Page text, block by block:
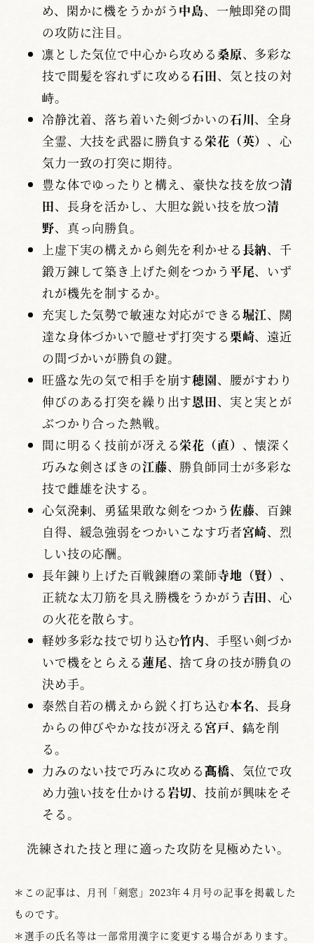
め、閑かに機をうかがう 中島、一触即発の間
の攻防に注目。
凛とした気位で中心から攻める桑原、多彩な
技で間髪を容れずに攻める石田、気と技の対
峙。
冷静沈着、落ち着いた剣づかいの石川、全身
全霊、大技を武器に勝負する 栄花（英）、心
気力一致の打突に期待。
豊な体でゆったりと構え、豪快な技を放つ清
田、長身を活かし、大胆な鋭い技を放つ清
野、真っ向勝負。
上虚下実の構えから剣先を利かせる長納、千
鍛万錬して築き上げた剣をつかう 平尾、いず
れが機先を制するか。
充実した気勢で敏速な対応ができる堀江、闊
達な身体づかいで臆せず打突する栗崎、遠近
の間づかいが勝負の鍵。
旺盛な先の気で相手を崩す穂園、腰がすわり
伸びのある打突を繰り出す恩田、実と実とが
ぶつかり合った熱戦。
間に明るく技前が冴える栄花（直） 、懐深く
巧みな剣さばきの江藤、勝負師同士が多彩な
技で雌雄を決する。
心気溌剌、勇猛果敢な剣をつかう 佐藤、百錬
自得、緩急強弱をつかいこなす巧者宮崎、烈
しい技の応酬。
長年錬り上げた百戦錬磨の業師寺地（賢）、
正統な太刀筋を具え勝機をうかがう 吉田、心
の火花を散らす。
軽妙多彩な技で切り込む竹内、手堅い剣づか
いで機をとらえる蓮尾、捨て身の技が勝負の
決め手。
泰然自若の構えから鋭く打ち込む本名、長身
からの伸びやかな技が冴える宮戸、鎬を削
る。
力みのない技で巧みに攻める髙橋、気位で攻
め力強い技を仕かける岩切、技前が興味をそ
そる。
洗練された技と理に適った攻防を見極めたい。
＊この記事は、月刊「剣窓」2023年４月号の記事を掲載した
ものです。
＊選手の氏名等は一部常用漢字に変更する場合があります。